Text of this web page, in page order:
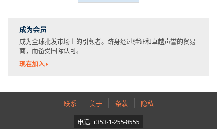
成为会员
成为全球批发市场上的引领者。跻身经过验证和卓越声誉的贸易
商，而备受国际认可。
现在加入
联系 关于 条款 隐私
电话: +353-1-255-8555